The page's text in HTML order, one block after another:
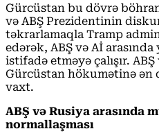
Gürcüstan bu dövrə
və ABŞ Prezidentinin
təkrarlamaqla Tramp
edərək, ABŞ və Aİ
istifadə etməyə çalışır.
Gürcüstan hökumətinə
vaxt.
ABŞ və Rusiya arasında
normallaşması